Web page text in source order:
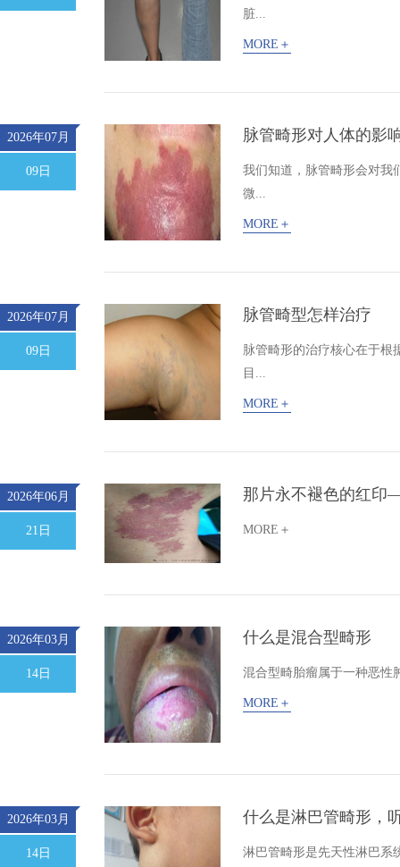
脏...
MORE＋
2026年07月
09日
脉管畸形对人体的影
我们知道，脉管畸形会对我
微...
MORE＋
2026年07月
09日
脉管畸型怎样治疗
脉管畸形的治疗核心在于根
目...
MORE＋
2026年06月
21日
那片永不褪色的红
MORE＋
2026年03月
14日
什么是混合型畸形
混合型畸胎瘤属于一种恶性
MORE＋
2026年03月
14日
什么是淋巴管畸形，
淋巴管畸形是先天性淋巴系